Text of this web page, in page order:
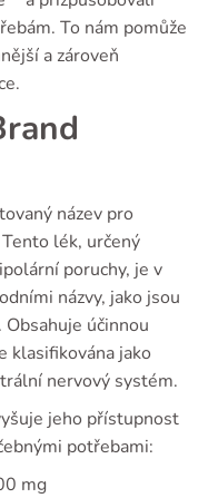
To nám pomůže
a zároveň
název pro
lék, určený
poruchy, je v
názvy, jako jsou
účinnou
klasifikována jako
nervový systém.
jeho přístupnost
potřebami:
mg